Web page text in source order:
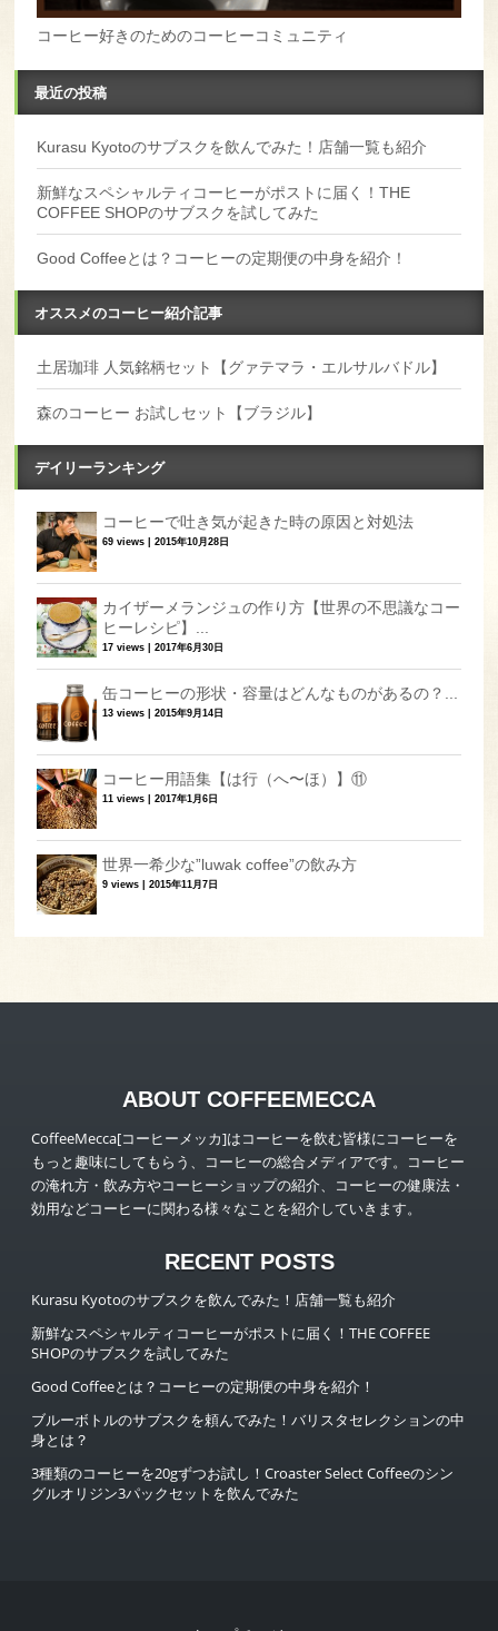
コーヒー好きのためのコーヒーコミュニティ
最近の投稿
Kurasu Kyotoのサブスクを飲んでみた！店舗一覧も紹介
新鮮なスペシャルティコーヒーがポストに届く！THE
COFFEE SHOPのサブスクを試してみた
Good Coffeeとは？コーヒーの定期便の中身を紹介！
オススメのコーヒー紹介記事
土居珈琲 人気銘柄セット【グァテマラ・エルサルバドル】
森のコーヒー お試しセット【ブラジル】
デイリーランキング
コーヒーで吐き気が起きた時の原因と対処法
69 views |2015年10月28日
カイザーメランジュの作り方【世界の不思議なコー
ヒーレシピ】...
17 views |2017年6月30日
缶コーヒーの形状・容量はどんなものがあるの？...
13 views |2015年9月14日
コーヒー用語集【は行（へ〜ほ）】⑪
11 views |2017年1月6日
世界一希少な”luwak coffee”の飲み方
9 views |2015年11月7日
ABOUT COFFEEMECCA
CoffeeMecca[コーヒーメッカ]はコーヒーを飲む皆様にコーヒーを
もっと趣味にしてもらう、コーヒーの総合メディアです。コーヒー
の淹れ方・飲み方やコーヒーショップの紹介、コーヒーの健康法・
効用などコーヒーに関わる様々なことを紹介していきます。
RECENT POSTS
Kurasu Kyotoのサブスクを飲んでみた！店舗一覧も紹介
新鮮なスペシャルティコーヒーがポストに届く！THE COFFEE
SHOPのサブスクを試してみた
Good Coffeeとは？コーヒーの定期便の中身を紹介！
ブルーボトルのサブスクを頼んでみた！バリスタセレクションの中
身とは？
3種類のコーヒーを20gずつお試し！Croaster Select Coffeeのシン
グルオリジン3パックセットを飲んでみた